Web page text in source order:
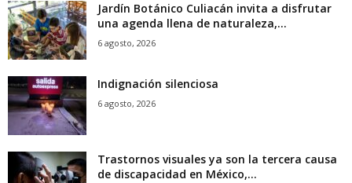
Jardín Botánico Culiacán invita a disfrutar
una agenda llena de naturaleza,...
6 agosto, 2026
Indignación silenciosa
6 agosto, 2026
Trastornos visuales ya son la tercera causa
de discapacidad en México,...